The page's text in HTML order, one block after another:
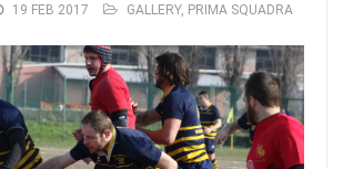
19 FEB 2017 GALLERY, PRIMA SQUADRA